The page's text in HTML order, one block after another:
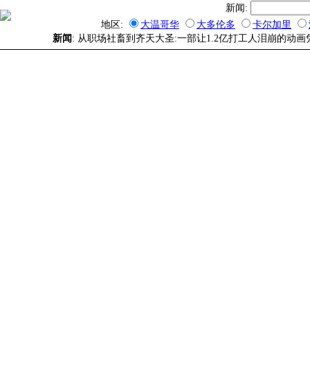
新闻:
地区:
大温哥华 大多伦多 卡尔加里
新闻 : 从职场社畜到齐天大圣:一部让1.2亿打工人泪崩的动画